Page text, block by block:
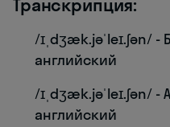
Транскрипция:
/ɪˌdʒæk.jəˈleɪ.ʃən/ -
английский
/ɪˌdʒæk.jəˈleɪ.ʃən/
английский